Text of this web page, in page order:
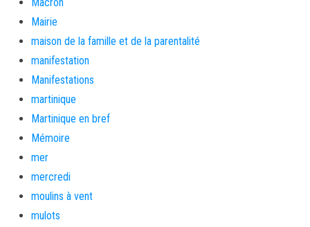
Mairie
maison de la famille et de la parentalité
manifestation
Manifestations
martinique
Martinique en bref
Mémoire
mer
mercredi
moulins à vent
mulots